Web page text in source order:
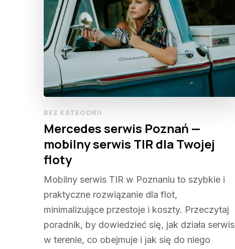
BEZ KATEGORII
Mercedes serwis Poznań —
mobilny serwis TIR dla Twojej
floty
Mobilny serwis TIR w Poznaniu to szybkie i
praktyczne rozwiązanie dla flot,
minimalizujące przestoje i koszty. Przeczytaj
poradnik, by dowiedzieć się, jak działa serwis
w terenie, co obejmuje i jak się do niego